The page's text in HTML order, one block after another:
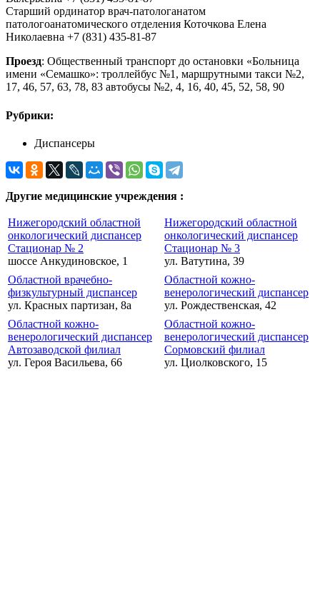
Старший ординатор врач-патологанатом
патологоанатомического отделения Коточкова Елена
Николаевна +7 (831) 435-81-87
Проезд: Общественный транспорт до остановки «Больница
имени «Семашко»: троллейбус №1, маршрутными такси №2,
17, 46, 57, 63, 78, 83 автобусы №2, 4, 16, 40, 45, 52, 58, 90
Рубрики:
Диспансеры
Другие медицинские учреждения :
Нижегородский областной
онкологический диспансер
Стационар № 2
шоссе Анкудиновское, 1
Нижегородский областной
онкологический диспансер
Стационар № 3
ул. Ватутина, 39
Областной врачебно-
физкультурный диспансер
ул. Красных партизан, 8а
Областной кожно-
венерологический диспансер
ул. Рождественская, 42
Областной кожно-
венерологический диспансер
Автозаводской филиал
ул. Героя Васильева, 66
Областной кожно-
венерологический диспансер
Сормовский филиал
ул. Циолковского, 15